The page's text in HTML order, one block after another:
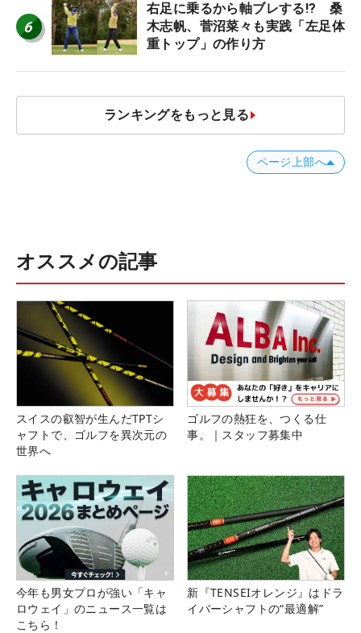
6
右足に乗るから軸ブレする!? 桑
木志帆、菅沼菜々も実践「左足体
重トップ」の作り方
ランキングをもっと見る
ページ上部へ
オススメの記事
スイスの叡智が生んだTPTシ
ャフトで、ゴルフを異次元の
世界へ
ゴルフの熱狂を、つくる仕
事。｜スタッフ募集中
今年も男女プロが強い「キャ
ロウェイ」のニュース一覧は
こちら！
新『TENSEIオレンジ』はドラ
イバーシャフトの“最適解”